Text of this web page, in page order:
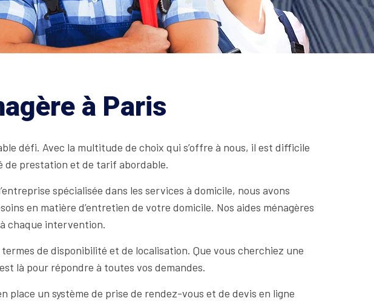
à Paris
défi. Avec la multitude de choix qui s’offre à nous, il est difficile
de prestation et de tarif abordable.
spécialisée dans les services à domicile, nous avons
en matière d’entretien de votre domicile. Nos aides ménagères
chaque intervention.
de disponibilité et de localisation. Que vous cherchiez une
là pour répondre à toutes vos demandes.
place un système de prise de rendez-vous et de devis en ligne